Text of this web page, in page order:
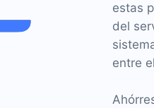
estas
del
entre